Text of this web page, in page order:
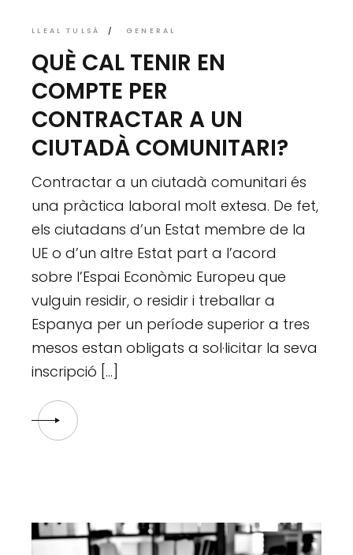
LLEAL TULSÀ GENERAL
QUÈ CAL TENIR EN
COMPTE PER
CONTRACTAR A UN
CIUTADÀ COMUNITARI?
Contractar a un ciutadà comunitari és
una pràctica laboral molt extesa. De fet,
els ciutadans d’un Estat membre de la
UE o d’un altre Estat part a l’acord
sobre l’Espai Econòmic Europeu que
vulguin residir, o residir i treballar a
Espanya per un període superior a tres
mesos estan obligats a sol·licitar la seva
inscripció […]